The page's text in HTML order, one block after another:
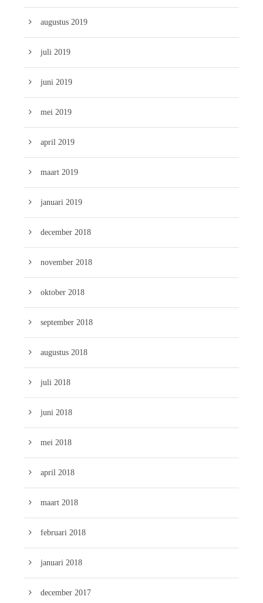
augustus 2019
juli 2019
juni 2019
mei 2019
april 2019
maart 2019
januari 2019
december 2018
november 2018
oktober 2018
september 2018
augustus 2018
juli 2018
juni 2018
mei 2018
april 2018
maart 2018
februari 2018
januari 2018
december 2017